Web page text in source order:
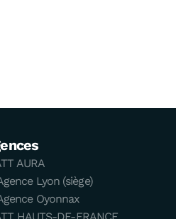
AURA
Lyon (siège)
Oyonnax